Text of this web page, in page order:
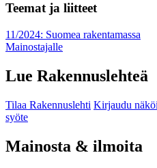
Teemat ja liitteet
11/2024: Suomea rakentamassa
Mainostajalle
Lue Rakennuslehteä
Tilaa Rakennuslehti Kirjaudu
syöte
Mainosta & ilmoita